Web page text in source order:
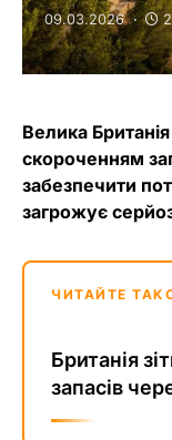
09.03.2026
Велика
скороченням
забезпечити
загрожує
ЧИТАЙТЕ
Британія
запасів